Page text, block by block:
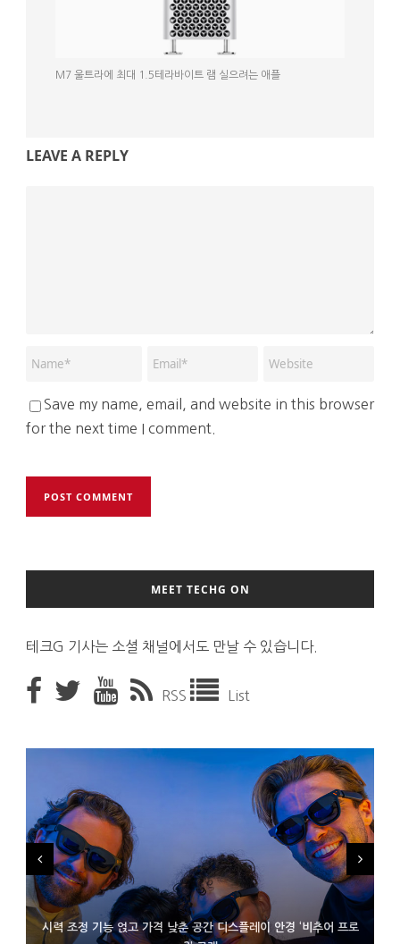
M7 울트라에 최대 1.5테라바이트 램 실으려는 애플
LEAVE A REPLY
Save my name, email, and website in this browser
for the next time I comment.
MEET TECHG ON
테크G 기사는 소셜 채널에서도 만날 수 있습니다.
RSS List
시력 조정 기능 얹고 가격 낮춘 공간 디스플레이 안경 ‘비추어 프로